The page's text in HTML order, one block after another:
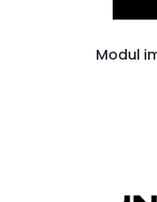
Modul